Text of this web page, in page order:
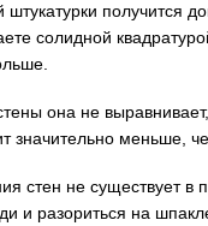
штукатурки
солидной
она не
значительно меньше,
не существует в
и разориться на